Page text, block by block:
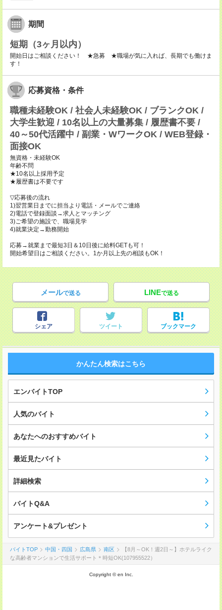
期間
短期（3ヶ月以内）
開始日はご相談ください！ ★急募 ★職場が気に入れば、長期でも働けま
す！
応募資格・条件
職種未経験OK / 社会人未経験OK / ブランクOK /
大学生歓迎 / 10名以上の大量募集 / 履歴書不要 /
40～50代活躍中 / 副業・WワークOK / WEB登録・
面接OK
無資格・未経験OK
年齢不問
★10名以上採用予定
★履歴書は不要です
▽応募後の流れ
1)翌営業日までに担当より電話・メールでご連絡
2)電話で登録面談→求人とマッチング
3)ご希望の施設で、職場見学
4)就業決定→勤務開始
応募→就業まで最短3日＆10日後に給料GETも可！
開始希望日はご相談ください。1か月以上先の相談もOK！
メールで送る LINEで送る
シェア ツイート ブックマーク
かんたん検索はこちら
エンバイトTOP
人気のバイト
あなたへのおすすめバイト
最近見たバイト
詳細検索
バイトQ&A
アンケート&プレゼント
バイトTOP 中国・四国 広島県 南区
【8月～OK！週2日～】ホテルライク
な高齢者マンションで生活サポート＊時短OK(107955522）
Copyright © en Inc.